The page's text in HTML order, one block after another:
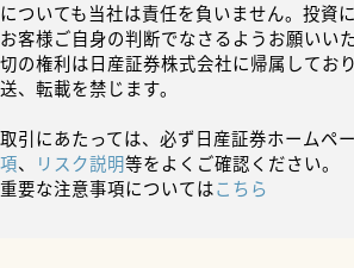
についても当社は責任を負いません。投資
お客様ご自身の判断でなさるようお願いい
切の権利は日産証券株式会社に帰属してお
送、転載を禁じます。
取引にあたっては、必ず日産証券ホームペ
項、 リスク説明等をよくご確認ください。
重要な注意事項についてはこちら